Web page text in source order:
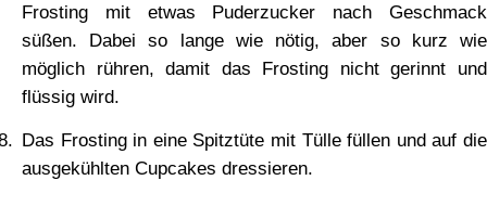
Frosting mit etwas Puderzucker nach Geschmack
süßen. Dabei so lange wie nötig, aber so kurz wie
möglich rühren, damit das Frosting nicht gerinnt und
flüssig wird.
Das Frosting in eine Spitztüte mit Tülle füllen und auf die
ausgekühlten Cupcakes dressieren.